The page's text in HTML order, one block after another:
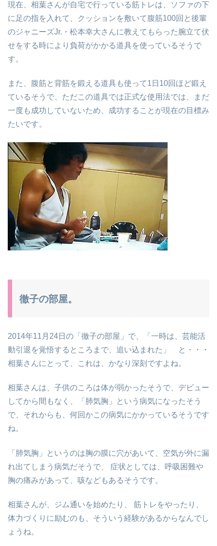
現在、相葉さんが自宅で行っている筋トレは、ソファの下
に足の指を入れて、クッションを敷いて腹筋100回と後輩
のジャニーズJr.・松本幸大さんに教えてもらった腕立て伏
せをする時により負荷がかかる道具を使っているそうで
す。
また、腹筋と背筋を鍛える道具も使って1日10回ほど鍛え
ているそうで、ただこの道具では正式な使用法では、まだ
一度も成功していないため、成功することが現在の目標み
たいです。
徹子の部屋。
2014年11月24日の「徹子の部屋」で、「一時は、芸能活
動引退を覚悟するところまで、追い込まれた」 と・・・
相葉さんにとって、これは、かなり深刻ですよね。
相葉さんは、子供のころは体が弱かったそうで、デビュー
してから間もなく、「肺気胸」という病気になったそう
で、それからも、何回かこの病気にかかっているそうです
ね。
「肺気胸」というのは胸の膜に穴があいて、空気が外に漏
れ出てしまう病気だそうで、 症状としては、呼吸困難や
胸の痛みがあって、咳などもあるそうです。
相葉さんが、ジム通いを始めたり、 筋トレをやったり、
体力づくりに励むのも、そういう経験があるからなんでし
ょうね。